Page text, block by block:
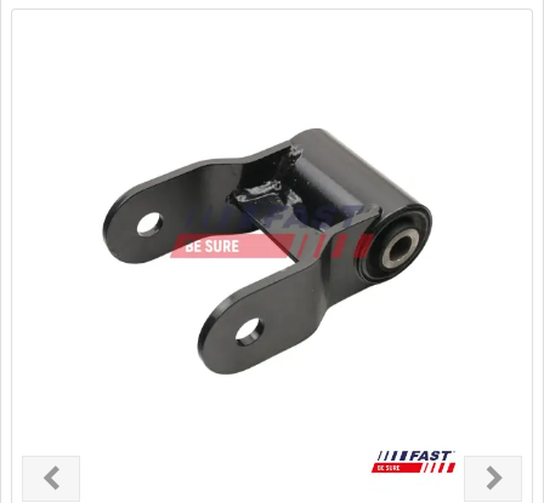
chevron_leftPrevious chevron_right
Next